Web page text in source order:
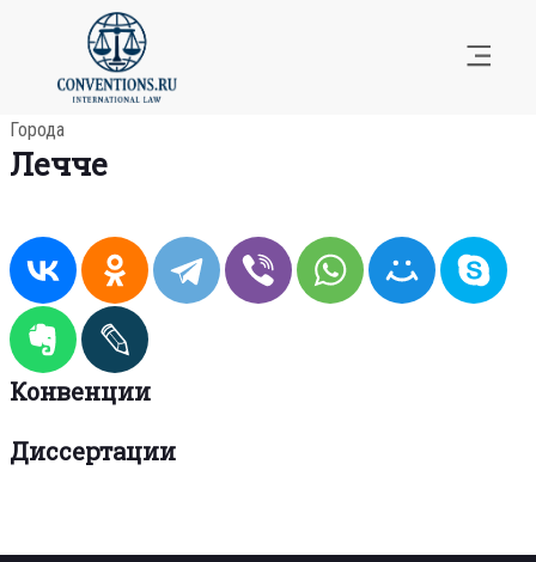
Города
Лечче
Конвенции
Диссертации